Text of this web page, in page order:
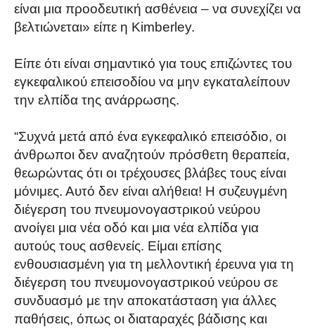
είναι μια προοδευτική ασθένεια – να συνεχίζει να
βελτιώνεται» είπε η Kimberley.
Είπε ότι είναι σημαντικό για τους επιζώντες του
εγκεφαλικού επεισοδίου να μην εγκαταλείπουν
την ελπίδα της ανάρρωσης.
“Συχνά μετά από ένα εγκεφαλικό επεισόδιο, οι
άνθρωποι δεν αναζητούν πρόσθετη θεραπεία,
θεωρώντας ότι οι τρέχουσες βλάβες τους είναι
μόνιμες. Αυτό δεν είναι αλήθεια! Η συζευγμένη
διέγερση του πνευμονογαστρικού νεύρου
ανοίγει μια νέα οδό και μια νέα ελπίδα για
αυτούς τους ασθενείς. Είμαι επίσης
ενθουσιασμένη για τη μελλοντική έρευνα για τη
διέγερση του πνευμονογαστρικού νεύρου σε
συνδυασμό με την αποκατάσταση για άλλες
παθήσεις, όπως οι διαταραχές βάδισης και